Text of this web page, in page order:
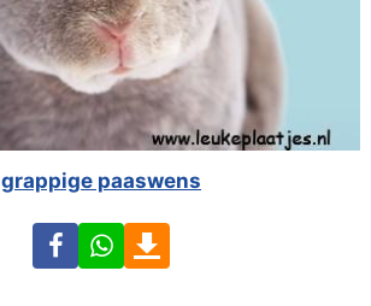
grappige paaswens
FacebookWhatsApp